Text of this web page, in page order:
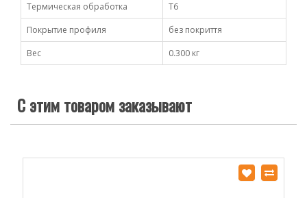
Термическая обработка
Т6
Покрытие профиля
без покриття
Вес
0.300 кг
С этим товаром заказывают